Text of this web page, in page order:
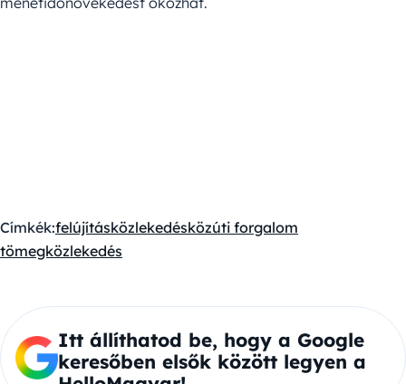
Címkék:felújításközlekedésközúti forgalom
tömegközlekedés
Itt állíthatod be, hogy a Google
keresőben elsők között legyen a